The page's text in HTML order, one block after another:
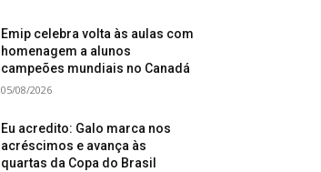
Emip celebra volta às aulas com
homenagem a alunos
campeões mundiais no Canadá
05/08/2026
Eu acredito: Galo marca nos
acréscimos e avança às
quartas da Copa do Brasil